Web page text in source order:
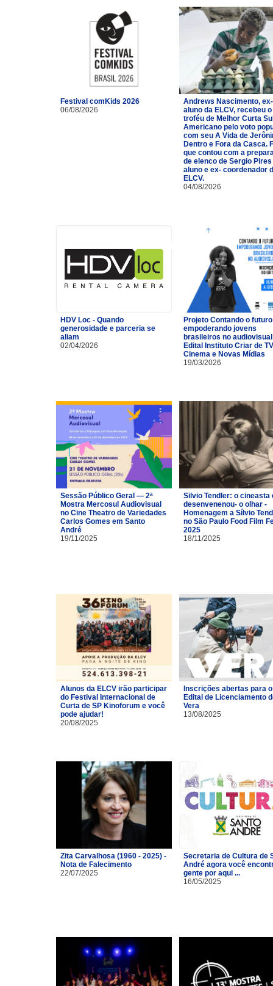
Festival comKids 2026
06/08/2026
Andrews Nascimento, ex-
aluno da ELCV, recebeu o
troféu de Melhor Curta
Americano pelo voto
com seu A Vida de
Dentro e Fora da Casca.
que contou com a
de elenco de Sergio
aluno e ex- coordenador
ELCV.
04/08/2026
HDV Loc - Quando
generosidade e parceria se
aliam
02/04/2026
Projeto Contando o
empoderando jovens
brasileiros no
Edital Instituto Criar de
Cinema e Novas Mídias
19/03/2026
Sessão Público Geral — 2ª
Mostra Mercosul Audiovisual
no Cine Theatro de Variedades
Carlos Gomes em Santo
André
19/11/2025
Silvio Tendler: o cineasta
desenvenenou- o olhar -
Homenagem a Sílvio
no São Paulo Food Film
2025
18/11/2025
Alunos da ELCV irão participar
do Festival Internacional de
Curta de SP Kinoforum e você
pode ajudar!
20/08/2025
Inscrições abertas para o
Edital de Licenciamento
Vera
13/08/2025
Zita Carvalhosa (1960 - 2025) -
Nota de Falecimento
22/07/2025
Secretaria de Cultura de
André agora você
gente por aqui ...
16/05/2025